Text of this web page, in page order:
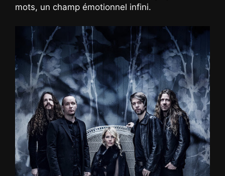
mots, un champ émotionnel infini.